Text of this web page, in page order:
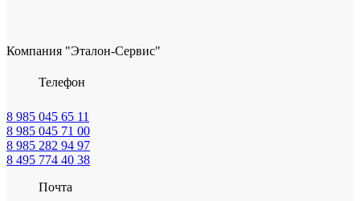
Компания "Эталон-Сервис"
Телефон
8 985 045 65 11
8 985 045 71 00
8 985 282 94 97
8 495 774 40 38
Почта